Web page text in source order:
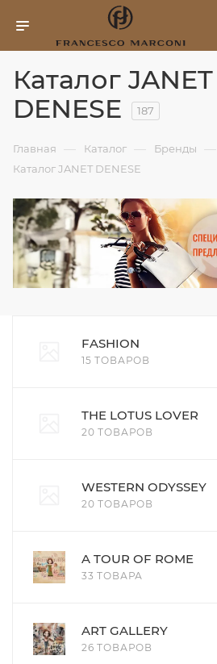
Каталог JANET
DENESE
187
Главная — Каталог — Бренды —
Каталог JANET DENESE
FASHION
15 ТОВАРОВ
THE LOTUS LOVER
20 ТОВАРОВ
WESTERN ODYSSEY
20 ТОВАРОВ
A TOUR OF ROME
33 ТОВАРА
ART GALLERY
26 ТОВАРОВ